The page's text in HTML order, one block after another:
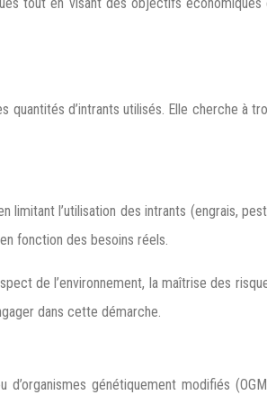
d’intrants utilisés. Elle cherche à
l’utilisation des intrants (engrais,
fonction des besoins réels.
de l’environnement, la maîtrise des
dans cette démarche.
d’organismes génétiquement modifiés